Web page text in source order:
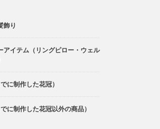
飾り
アイテム（リングピロー・ウェル
に制作した花冠）
に制作した花冠以外の商品）